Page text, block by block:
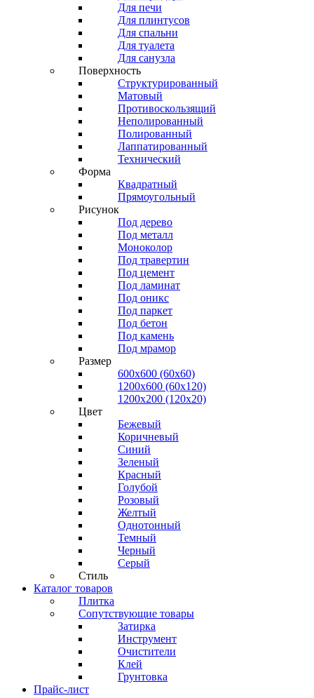
Для печи
Для плинтусов
Для спальни
Для туалета
Для санузла
Поверхность
Структурированный
Матовый
Противоскользящий
Неполированный
Полированный
Лаппатированный
Технический
Форма
Квадратный
Прямоугольный
Рисунок
Под дерево
Под металл
Моноколор
Под травертин
Под цемент
Под ламинат
Под оникс
Под паркет
Под бетон
Под камень
Под мрамор
Размер
600х600 (60х60)
1200х600 (60х120)
1200х200 (120x20)
Цвет
Бежевый
Коричневый
Синий
Зеленый
Красный
Голубой
Розовый
Желтый
Однотонный
Темный
Черный
Серый
Стиль
Каталог товаров
Плитка
Сопутствующие товары
Затирка
Инструмент
Очистители
Клей
Грунтовка
Прайс-лист